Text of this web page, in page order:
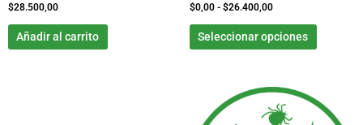
$28.500,00
Añadir al carrito
$0,00 - $26.400,00
Seleccionar opciones
página